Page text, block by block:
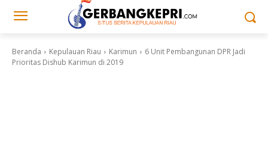
Beranda Kepulauan Riau Karimun
6 Unit Pembangunan DPR Jadi
Prioritas Dishub Karimun di 2019